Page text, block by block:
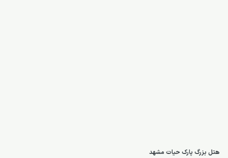
هتل بزرگ پارک حیات مشهد